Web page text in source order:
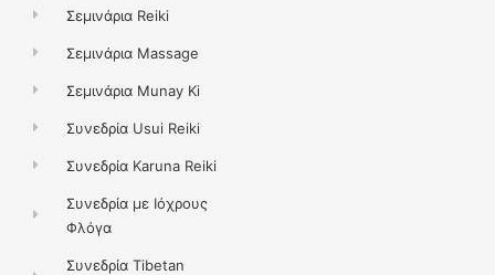
m
Σεμινάρια Reiki
Σεμινάρια Massage
Σεμινάρια Munay Ki
Συνεδρία Usui Reiki
Συνεδρία Karuna Reiki
Συνεδρία με Ιόχρους
Φλόγα
Συνεδρία Tibetan